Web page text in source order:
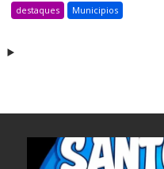
destaques Municipios